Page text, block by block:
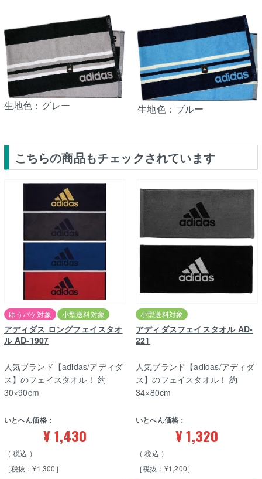
生地色：グレー 生地色：ブルー
こちらの商品もチェックされています
アディダス ロングフェイスタオ
ル AD-1907
ゆうパケ対象 小型送料対象
いとへん価格：
¥1,430
税込
［税抜：¥1,300］
人気ブランド【adidas/アディダ
ス】のフェイスタオル！ 約
30×90cm
アディダスフェイスタオル AD-
221
小型送料対象
いとへん価格：
¥1,320
税込
［税抜：¥1,200］
人気ブランド【adidas/アディダ
ス】のフェイスタオル！ 約
34×80cm